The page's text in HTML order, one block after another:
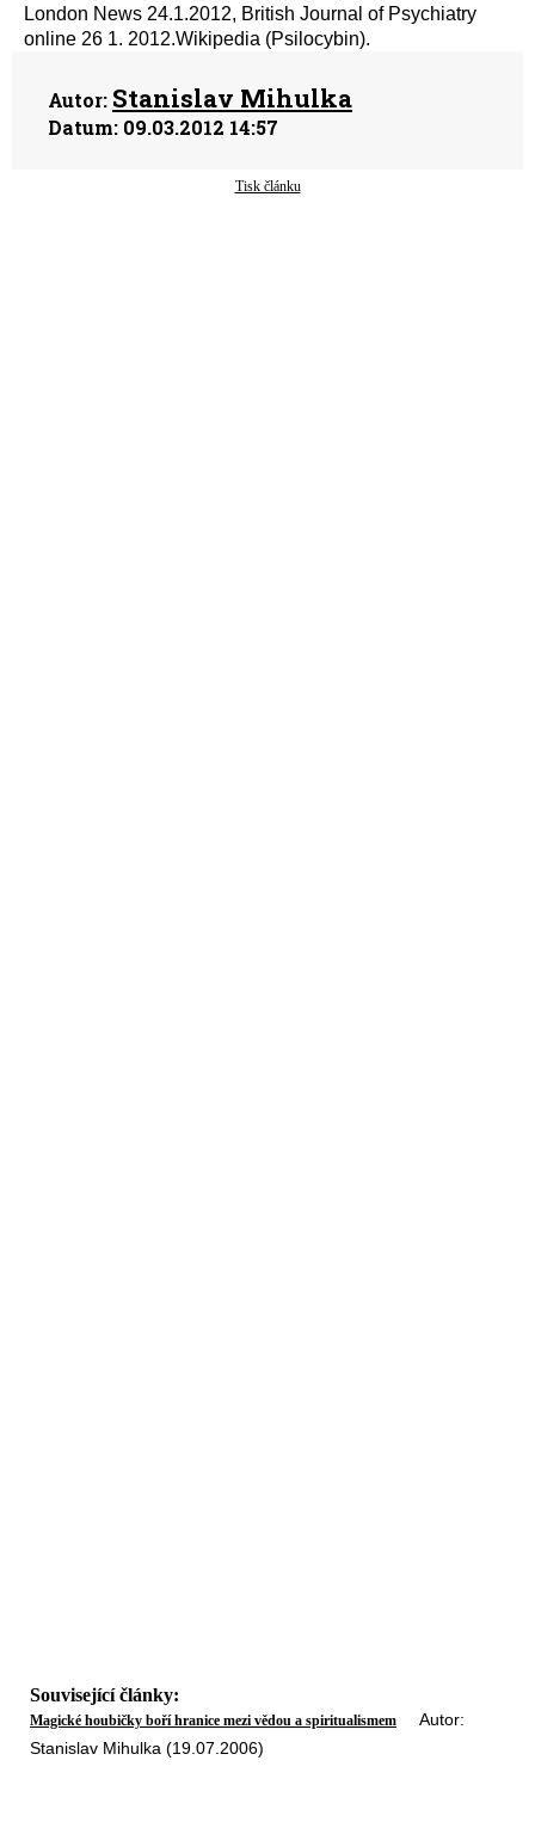
London News 24.1.2012, British Journal of Psychiatry
online 26 1. 2012.Wikipedia (Psilocybin).
Autor: Stanislav Mihulka
Datum: 09.03.2012 14:57
Tisk článku
Související články:
Magické houbičky boří hranice mezi vědou a spiritualismem Autor:
Stanislav Mihulka (19.07.2006)